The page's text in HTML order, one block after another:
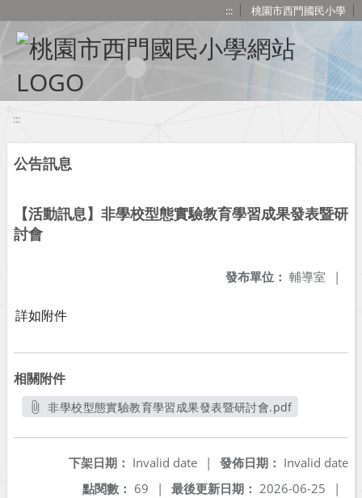
::: 桃園市西門國民小學
:::
公告訊息
【活動訊息】非學校型態實驗教育學習成果發表暨研
討會
發布單位： 輔導室 |
詳如附件
相關附件
非學校型態實驗教育學習成果發表暨研討會.pdf
發佈日期： Invalid date
下架日期： Invalid date
|
最後更新日期： 2026-06-25 |
點閱數： 69 |